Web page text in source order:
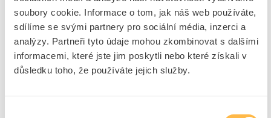
soubory cookie. Informace o tom, jak náš web používáte,
sdílíme se svými partnery pro sociální média, inzerci a
analýzy. Partneři tyto údaje mohou zkombinovat s dalšími
informacemi, které jste jim poskytli nebo které získali v
důsledku toho, že používáte jejich služby.
střídač, měnič
Možnost provozu ve 4-
kvadrantech
Ano
Typ převodníku
U převodník
Stupeň krytí (IP)
IP21